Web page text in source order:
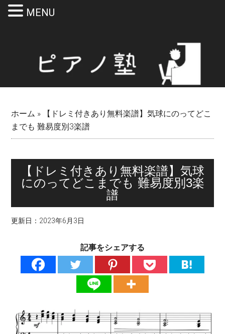
ホーム »
【ドレミ付きあり無料楽譜】気球にのってどこ
までも 難易度別3楽譜
【ドレミ付きあり無料楽譜】気球
にのってどこまでも 難易度別3楽
譜
更新日： 2023年6月3日
記事をシェアする
MENU